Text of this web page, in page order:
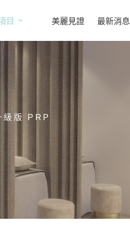
目 美麗見證 最新消息
級版 PRP